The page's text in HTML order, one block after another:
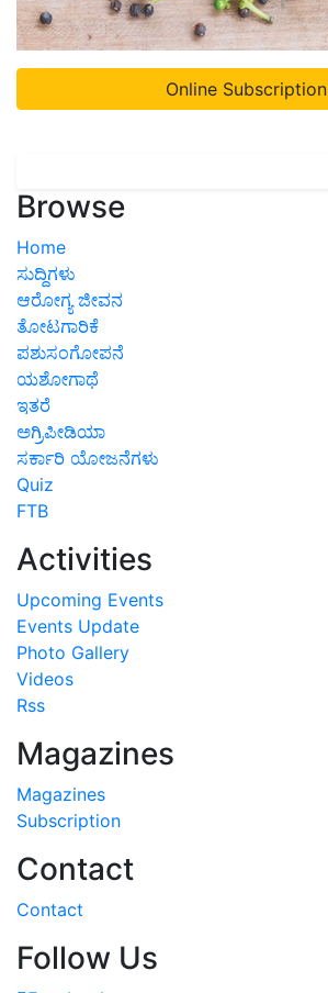
Online Subscription
Browse
Home
ಸುದ್ದಿಗಳು
ಆರೋಗ್ಯ ಜೀವನ
ತೋಟಗಾರಿಕೆ
ಪಶುಸಂಗೋಪನೆ
ಯಶೋಗಾಥೆ
ಇತರೆ
ಅಗ್ರಿಪೀಡಿಯಾ
ಸರ್ಕಾರಿ ಯೋಜನೆಗಳು
Quiz
FTB
Activities
Upcoming Events
Events Update
Photo Gallery
Videos
Rss
Magazines
Magazines
Subscription
Contact
Contact
Follow Us